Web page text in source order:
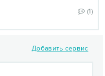
(1)
Добавить сервис